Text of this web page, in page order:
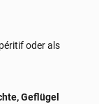
oder als
Geflügel